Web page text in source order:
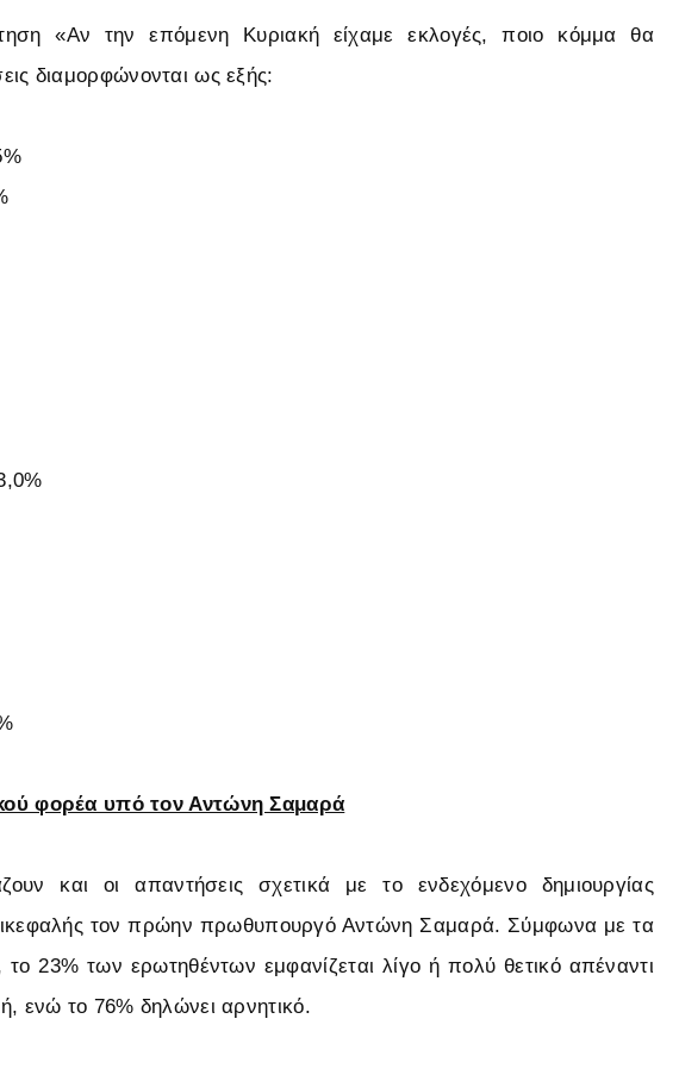
«Αν την επόμενη Κυριακή είχαμε εκλογές, ποιο κόμμα θα
διαμορφώνονται ως εξής:
φορέα υπό τον Αντώνη Σαμαρά
και οι απαντήσεις σχετικά με το ενδεχόμενο δημιουργίας
τον πρώην πρωθυπουργό Αντώνη Σαμαρά. Σύμφωνα με τα
23% των ερωτηθέντων εμφανίζεται λίγο ή πολύ θετικό απέναντι
ενώ το 76% δηλώνει αρνητικό.